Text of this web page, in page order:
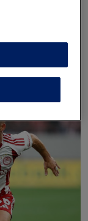
της ΑΕΚ
φιέστα